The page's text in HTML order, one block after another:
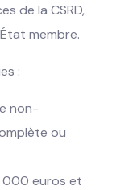
de la CSRD,
membre.
:
non-
ou
000 euros et